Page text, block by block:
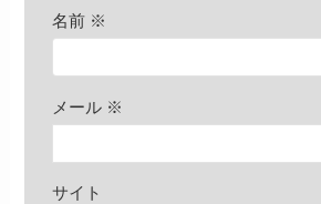
名前 ※
メール ※
サイト